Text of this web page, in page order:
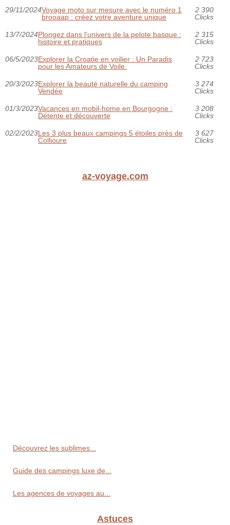
29/11/2024Voyage moto sur mesure avec le numéro 1
brooaap : créez votre aventure unique
2 390
Clicks
13/7/2024Plongez dans l'univers de la pelote basque :
histoire et pratiques
2 315
Clicks
06/5/2023Explorer la Croatie en voilier : Un Paradis
pour les Amateurs de Voile.
2 723
Clicks
20/3/2023Explorer la beauté naturelle du camping
Vendée
3 274
Clicks
01/3/2023Vacances en mobil-home en Bourgogne :
Détente et découverte
3 208
Clicks
02/2/2023Les 3 plus beaux campings 5 étoiles près de
Collioure
3 627
Clicks
az-voyage.com
Découvrez les sublimes...
Guide des campings luxe de...
Les agences de voyages au...
Astuces